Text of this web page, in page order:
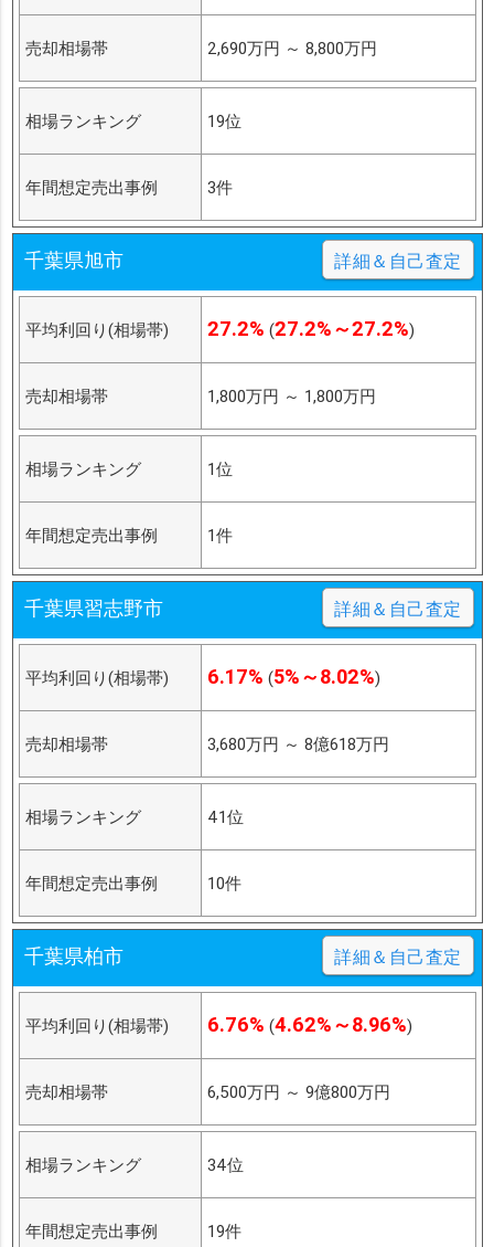
売却相場帯 2,690万円 ～ 8,800万円
相場ランキング 19位
年間想定売出事例 3件
千葉県旭市 詳細＆自己査定
平均利回り(相場帯) 27.2% (27.2%～27.2%)
売却相場帯 1,800万円 ～ 1,800万円
相場ランキング 1位
年間想定売出事例 1件
千葉県習志野市 詳細＆自己査定
平均利回り(相場帯) 6.17% (5%～8.02%)
売却相場帯 3,680万円 ～ 8億618万円
相場ランキング 41位
年間想定売出事例 10件
千葉県柏市 詳細＆自己査定
平均利回り(相場帯) 6.76% (4.62%～8.96%)
売却相場帯 6,500万円 ～ 9億800万円
相場ランキング 34位
年間想定売出事例 19件